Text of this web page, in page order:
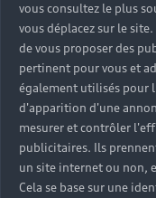
Découvrir
pour les
Audi accompagne
vous consultez le plus
vous déplacez sur le
de vous proposer des
pertinent pour vous et
également utilisés pour
d'apparition d'une
mesurer et contrôler
publicitaires. Ils
un site internet ou non,
Cela se base sur une